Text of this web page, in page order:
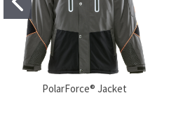
PolarForce® Jacket